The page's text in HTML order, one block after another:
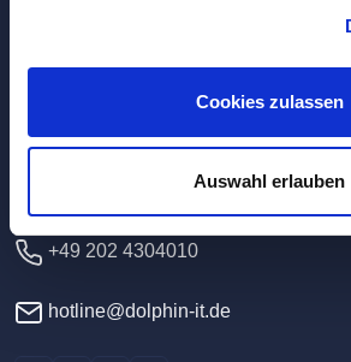
Cookies zulassen
Auswahl erlauben
Dolphin IT-Systeme e.K.
Clausewitzstr. 47A
+49 202 4304010
hotline@dolphin-it.de